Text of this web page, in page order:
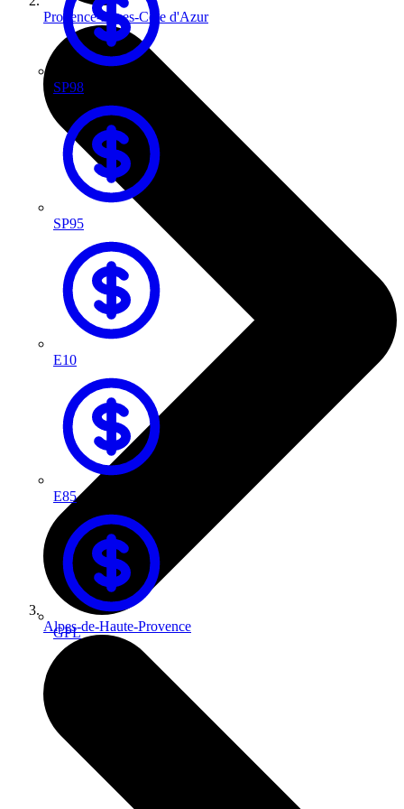
SP98
SP95
E10
E85
GPL
Provence-Alpes-Côte d'Azur
Alpes-de-Haute-Provence